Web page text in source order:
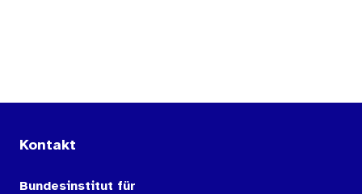
Kontakt
Bundesinstitut für